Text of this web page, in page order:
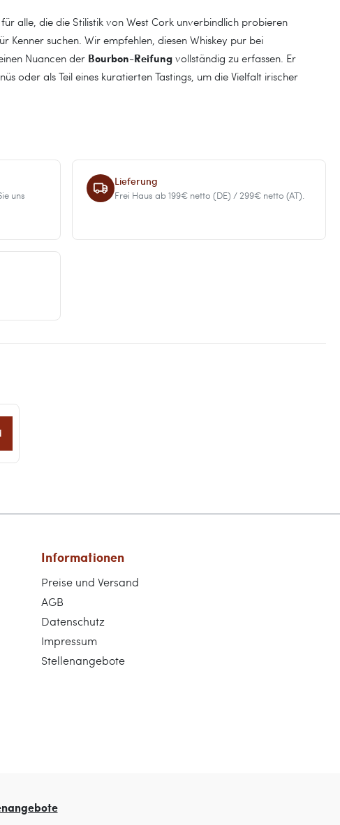
alle, die die Stilistik von West Cork unverbindlich probieren
Kenner suchen. Wir empfehlen, diesen Whiskey pur bei
Nuancen der Bourbon-Reifung vollständig zu erfassen. Er
oder als Teil eines kuratierten Tastings, um die Vielfalt irischer
uns
Lieferung
Frei Haus ab 199€ netto (DE) / 299€ netto (AT).
Informationen
Preise und Versand
AGB
Datenschutz
Impressum
Stellenangebote